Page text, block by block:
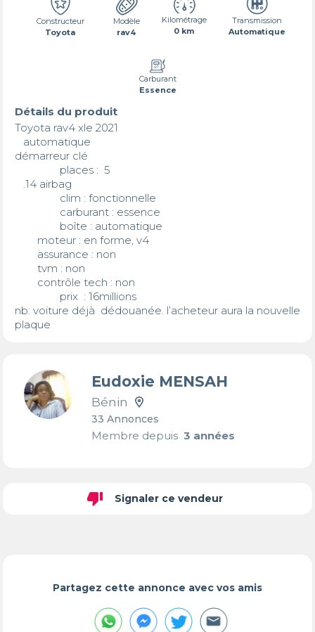
Constructeur
Toyota
Modèle
rav4
Kilométrage
0 km
Transmission
Automatique
Carburant
Essence
Détails du produit
Toyota rav4 xle 2021
démarreur clé
nb: voiture déjà  dédouanée. l’acheteur aura la nouvelle
plaque
Eudoxie MENSAH
Bénin
33 Annonces
Membre depuis3 années
thumb_down Signaler ce vendeur
Partagez cette annonce avec vos amis